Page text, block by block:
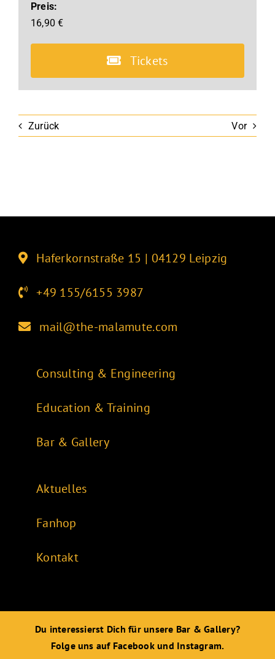
Preis:
16,90 €
Tickets
Zurück Vor
Haferkornstraße 15 | 04129 Leipzig
+49 155/6155 3987
mail@the-malamute.com
Consulting & Engineering
Education & Training
Bar & Gallery
Aktuelles
Fanhop
Kontakt
Du interessierst Dich für unsere Bar & Gallery?
Folge uns auf Facebook und Instagram.